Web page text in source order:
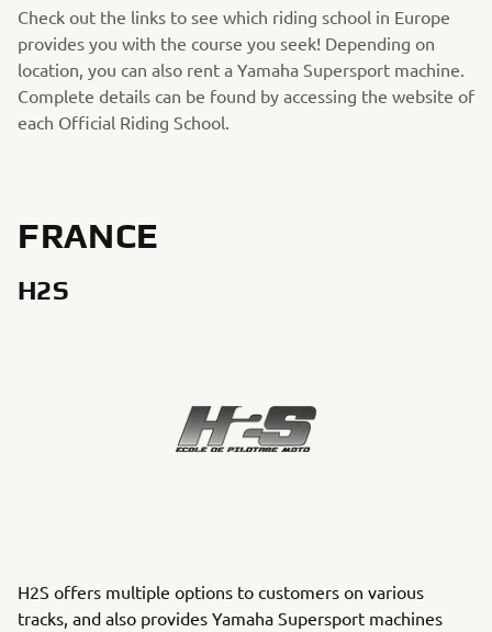
Check out the links to see which riding school in Europe
provides you with the course you seek! Depending on
location, you can also rent a Yamaha Supersport machine.
Complete details can be found by accessing the website of
each Official Riding School.
FRANCE
H2S
H2S offers multiple options to customers on various
tracks, and also provides Yamaha Supersport machines